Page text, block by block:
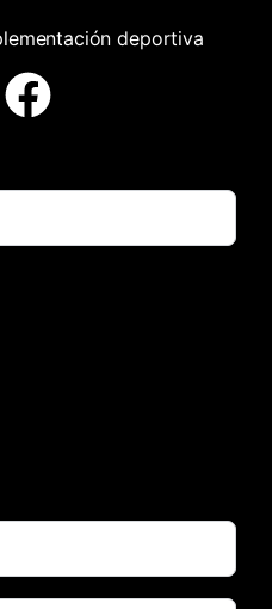
deportiva